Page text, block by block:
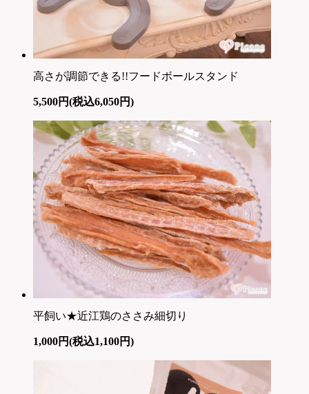
高さが調節できる!!フードボールスタンド
5,500円(税込6,050円)
平飼い★近江鶏のささみ細切り
1,000円(税込1,100円)